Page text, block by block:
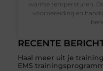
RECENTE
Haal meer uit je
EMS
warme temperaturen.
voorbereiding en